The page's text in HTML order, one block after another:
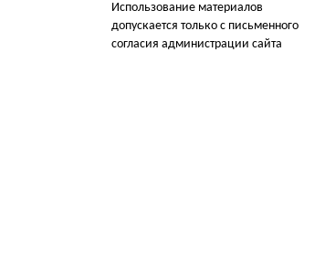
Использование материалов
допускается только с письменного
согласия администрации сайта